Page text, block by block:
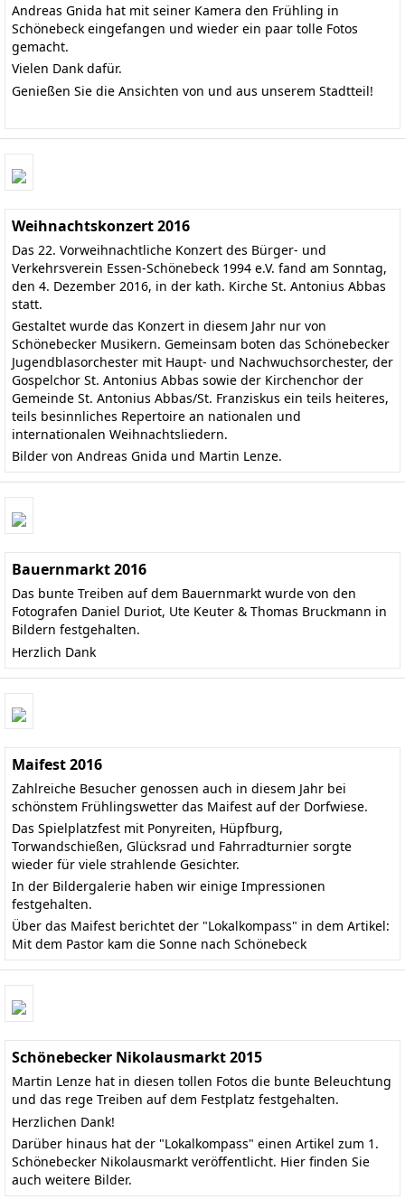
Andreas Gnida hat mit seiner Kamera den Frühling in
Schönebeck eingefangen und wieder ein paar tolle Fotos
gemacht.
Vielen Dank dafür.
Genießen Sie die Ansichten von und aus unserem Stadtteil!
Weihnachtskonzert 2016
Das 22. Vorweihnachtliche Konzert des Bürger- und
Verkehrsverein Essen-Schönebeck 1994 e.V. fand am Sonntag,
den 4. Dezember 2016, in der kath. Kirche St. Antonius Abbas
statt.
Gestaltet wurde das Konzert in diesem Jahr nur von
Schönebecker Musikern. Gemeinsam boten das Schönebecker
Jugendblasorchester mit Haupt- und Nachwuchsorchester, der
Gospelchor St. Antonius Abbas sowie der Kirchenchor der
Gemeinde St. Antonius Abbas/St. Franziskus ein teils heiteres,
teils besinnliches Repertoire an nationalen und
internationalen Weihnachtsliedern.
Bilder von Andreas Gnida und Martin Lenze.
Bauernmarkt 2016
Das bunte Treiben auf dem Bauernmarkt wurde von den
Fotografen Daniel Duriot, Ute Keuter & Thomas Bruckmann in
Bildern festgehalten.
Herzlich Dank
Maifest 2016
Zahlreiche Besucher genossen auch in diesem Jahr bei
schönstem Frühlingswetter das Maifest auf der Dorfwiese.
Das Spielplatzfest mit Ponyreiten, Hüpfburg,
Torwandschießen, Glücksrad und Fahrradturnier sorgte
wieder für viele strahlende Gesichter.
In der Bildergalerie haben wir einige Impressionen
festgehalten.
Über das Maifest berichtet der "Lokalkompass" in dem Artikel:
Mit dem Pastor kam die Sonne nach Schönebeck
Schönebecker Nikolausmarkt 2015
Martin Lenze hat in diesen tollen Fotos die bunte Beleuchtung
und das rege Treiben auf dem Festplatz festgehalten.
Herzlichen Dank!
Darüber hinaus hat der "Lokalkompass" einen Artikel zum 1.
Schönebecker Nikolausmarkt veröffentlicht. Hier finden Sie
auch weitere Bilder.